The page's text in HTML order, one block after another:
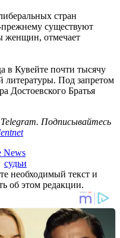
стран
прежнему существуют
женщин, отмечает
в Кувейте почти тысячу
литературы. Под запретом
Достоевского Братья
Подписывайтесь
News
судьи
необходимый текст и
об этом редакции.